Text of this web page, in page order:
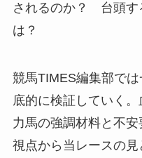
されるのか？ 台頭す
は？
競馬TIMES編集部で
底的に検証していく
力馬の強調材料と不
視点から当レースの